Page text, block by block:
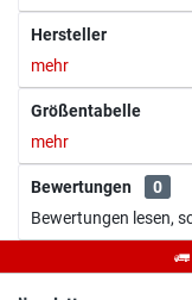
Hersteller
mehr
Größentabelle
mehr
Bewertungen
0
Bewertungen lesen,